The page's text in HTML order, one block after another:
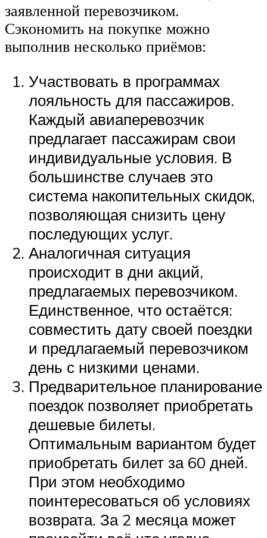
заявленной перевозчиком.
Сэкономить на покупке можно
выполнив несколько приёмов:
Участвовать в программах
лояльность для пассажиров.
Каждый авиаперевозчик
предлагает пассажирам свои
индивидуальные условия. В
большинстве случаев это
система накопительных скидок,
позволяющая снизить цену
последующих услуг.
Аналогичная ситуация
происходит в дни акций,
предлагаемых перевозчиком.
Единственное, что остаётся:
совместить дату своей поездки
и предлагаемый перевозчиком
день с низкими ценами.
Предварительное планирование
поездок позволяет приобретать
дешевые билеты.
Оптимальным вариантом будет
приобретать билет за 60 дней.
При этом необходимо
поинтересоваться об условиях
возврата. За 2 месяца может